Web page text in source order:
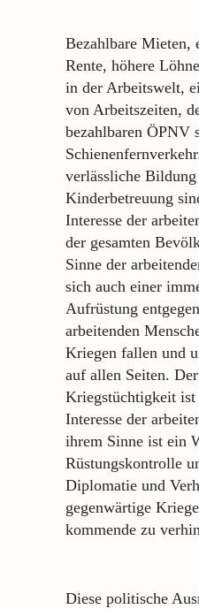
Bezahlbare Mieten,
Rente, höhere
in der Arbeitswelt,
von Arbeitszeiten,
bezahlbaren ÖPNV
verlässliche Bildung
Kinderbetreuung
Interesse der
der gesamten
Sinne der
sich auch einer
Aufrüstung
arbeitenden
Kriegen fallen und
auf allen Seiten.
Kriegstüchtigkeit ist
Interesse der
ihrem Sinne ist ein
Rüstungskontrolle
Diplomatie und
gegenwärtige
kommende zu
Diese politische